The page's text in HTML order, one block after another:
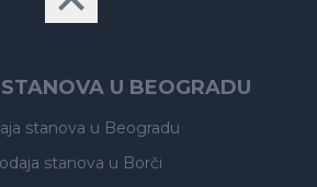
U BEOGRADU
stanova u Beogradu
stanova u Borči